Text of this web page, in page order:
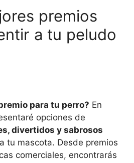
premios
a tu peludo
para tu perro? En
opciones de
divertidos y sabrosos
tu mascota. Desde premios
comerciales, encontrarás